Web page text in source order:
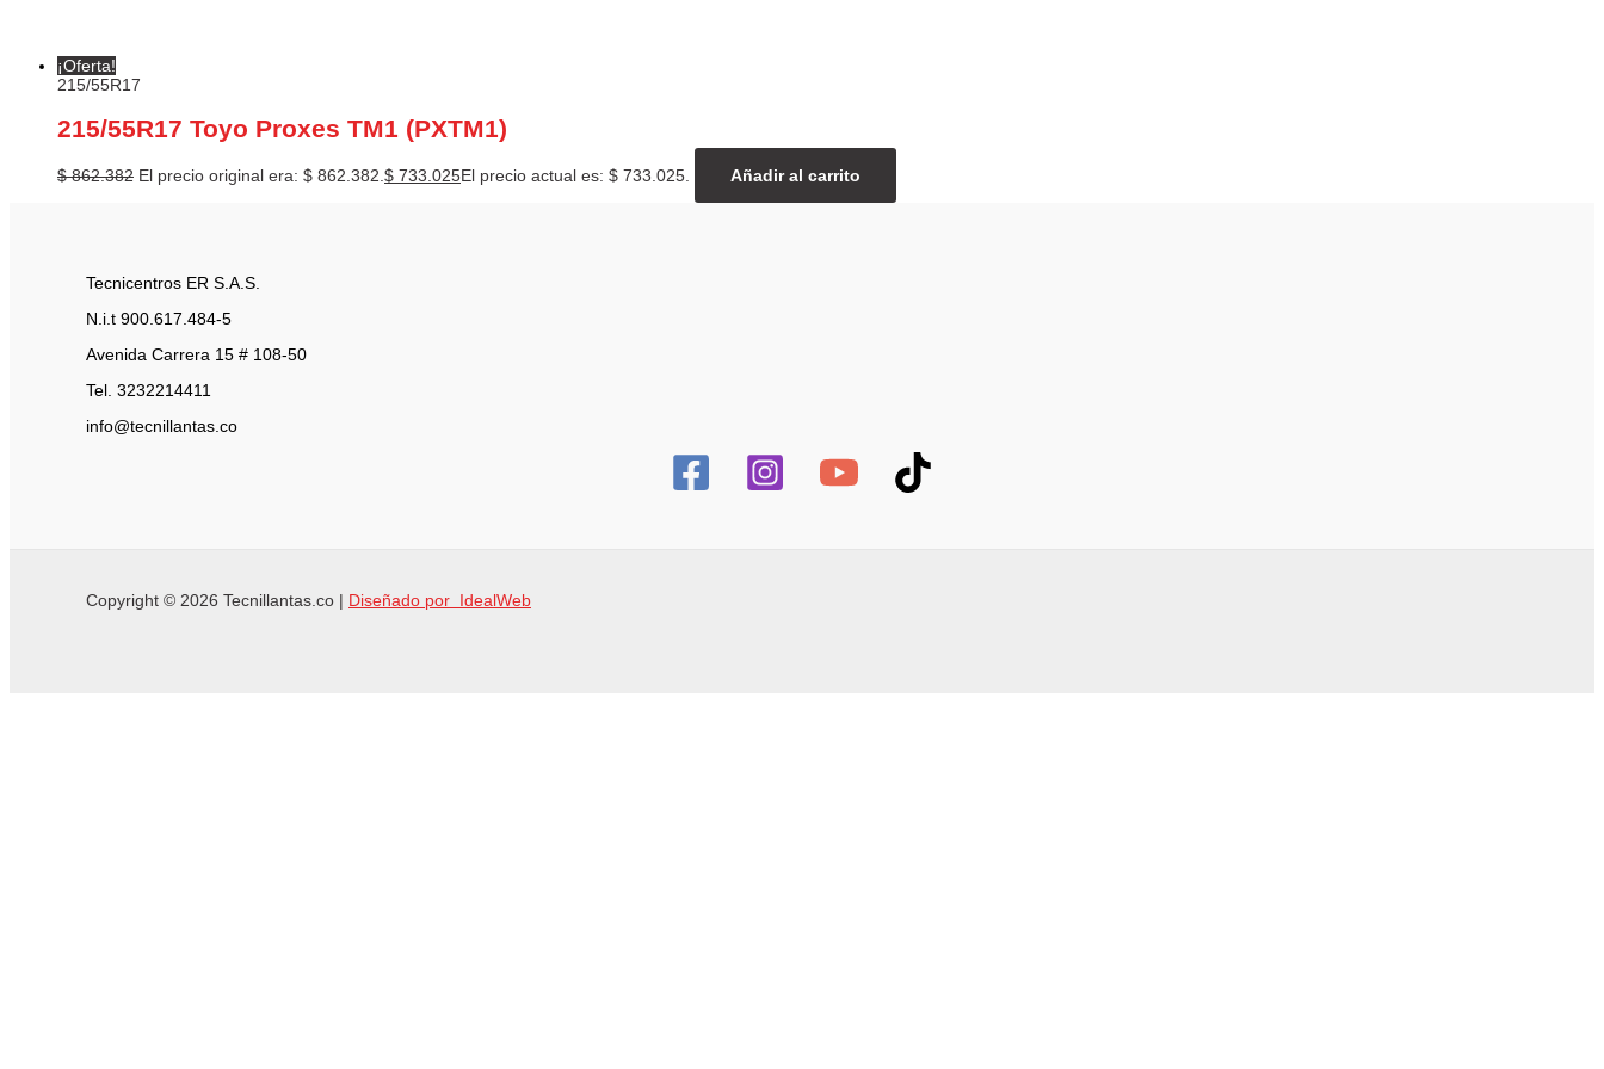
¡Oferta!
215/55R17
215/55R17 Toyo Proxes TM1 (PXTM1)
$862.382 El precio original era: $ 862.382. $ 733.025El precio actual es: $ 733.025. Añadir al carrito
Tecnicentros ER S.A.S.
N.i.t 900.617.484-5
Avenida Carrera 15 # 108-50
Tel. 3232214411
info@tecnillantas.co
Copyright © 2026 Tecnillantas.co | Diseñado por IdealWeb